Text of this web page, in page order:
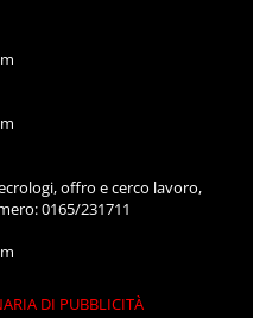
offro e cerco lavoro,
0165/231711
DI PUBBLICITÀ